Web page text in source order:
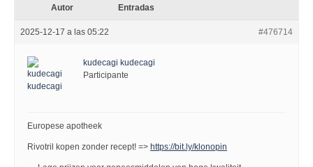
Autor Entradas
2025-12-17 a las 05:22 #476714
kudecagi kudecagi
Participante
Europese apotheek
Rivotril kopen zonder recept! => https://bit.ly/klonopin